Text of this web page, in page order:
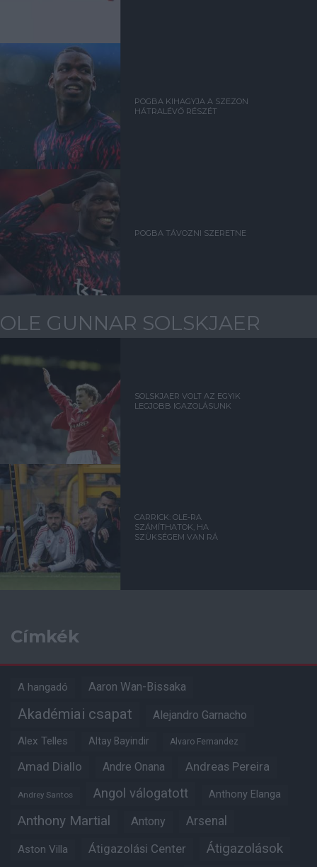
POGBA KIHAGYJA A SZEZON
HÁTRALÉVŐ RÉSZÉT
POGBA TÁVOZNI SZERETNE
OLE GUNNAR SOLSKJAER
SOLSKJAER VOLT AZ EGYIK
LEGJOBB IGAZOLÁSUNK
CARRICK: OLE-RA
SZÁMÍTHATOK, HA
SZÜKSÉGEM VAN RÁ
Címkék
A hangadó Aaron Wan-Bissaka
Akadémiai csapat Alejandro Garnacho
Alex Telles Altay Bayindir Alvaro Fernandez
Amad Diallo Andre Onana Andreas Pereira
Andrey Santos Angol válogatott Anthony Elanga
Anthony Martial Antony Arsenal
Aston Villa Átigazolási Center Átigazolások